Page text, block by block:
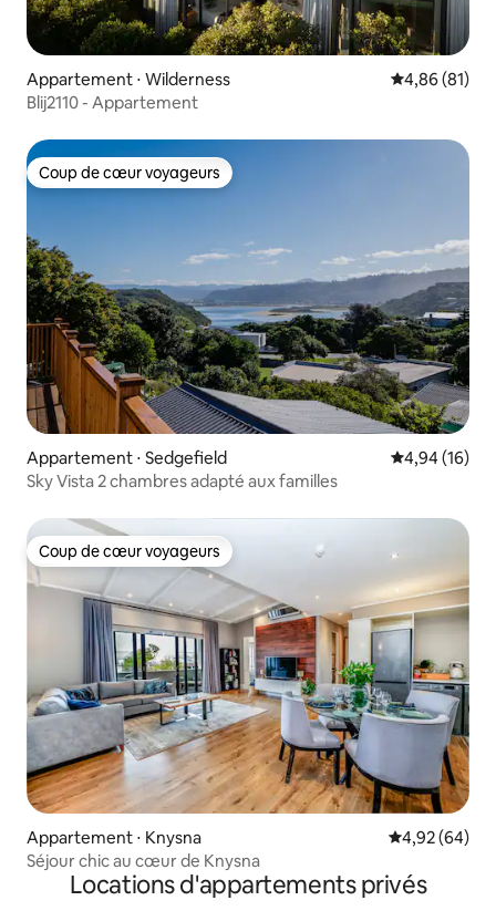
Appartement ⋅ Wilderness Évaluation
4,86 (81)
Blij2110 - Appartement
Coup de cœur voyageurs
Coup de cœur voyageurs
Appartement ⋅ Sedgefield Évaluation
4,94 (16)
Sky Vista 2 chambres adapté aux familles
Coup de cœur voyageurs
Coup de cœur voyageurs
Appartement ⋅ Knysna Évaluation
4,92 (64)
Séjour chic au cœur de Knysna
Locations d'appartements privés